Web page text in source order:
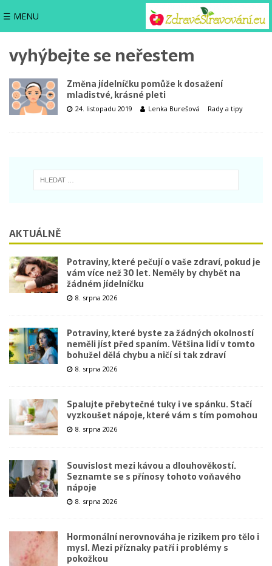
☰ MENU
vyhýbejte se neřestem
Změna jídelníčku pomůže k dosažení
mladistvé, krásné pleti
24. listopadu 2019 Lenka Burešová Rady a tipy
AKTUÁLNĚ
Potraviny, které pečují o vaše zdraví, pokud je
vám více než 30 let. Neměly by chybět na
žádném jídelníčku
8. srpna 2026
Potraviny, které byste za žádných okolností
neměli jíst před spaním. Většina lidí v tomto
bohužel dělá chybu a ničí si tak zdraví
8. srpna 2026
Spalujte přebytečné tuky i ve spánku. Stačí
vyzkoušet nápoje, které vám s tím pomohou
8. srpna 2026
Souvislost mezi kávou a dlouhověkostí.
Seznamte se s přínosy tohoto voňavého
nápoje
8. srpna 2026
Hormonální nerovnováha je rizikem pro tělo i
mysl. Mezi příznaky patří i problémy s
pokožkou